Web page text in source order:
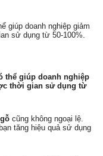
giúp doanh nghiệp giảm
sử dụng từ 50-100%.
thể giúp doanh nghiệp
thời gian sử dụng từ
cũng không ngoại lệ.
tăng hiệu quả sử dụng